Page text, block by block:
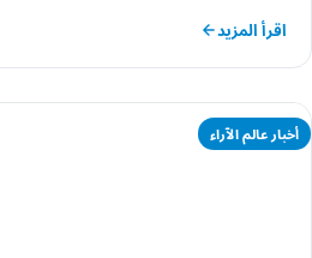
اقرأ المزيد
أخبار عالم الآراء